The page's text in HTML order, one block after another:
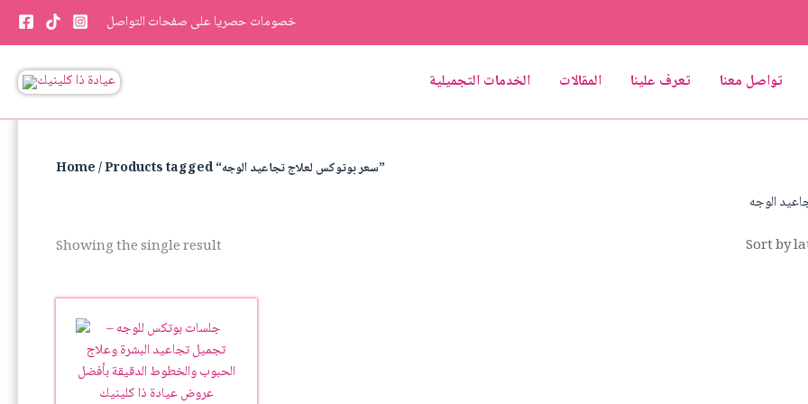
Skip
content
خصومات حصريا على صفحات التواصل
الخدمات التجميلية المقالات تعرف علينا تواصل معنا
Home / Products tagged “سعر بوتوكس لعلاج تجاعيد الوجه”
الوجه
Showing the single result